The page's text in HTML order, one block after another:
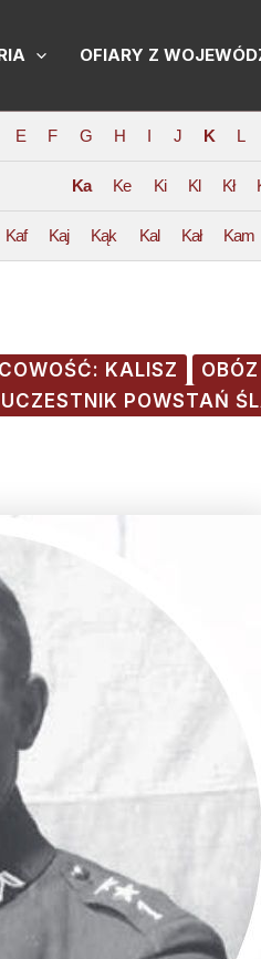
OFIARY Z
E F G H I J K L
Ka Ke Ki Kl Kł
Kaf Kaj Kąk Kal Kał Kam
KALISZ
UCZESTNIK POWSTAŃ